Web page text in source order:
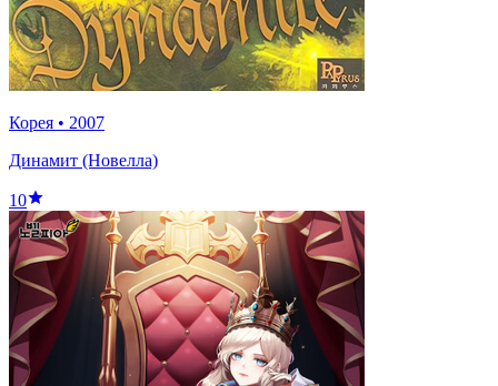
Корея • 2007
Динамит (Новелла)
10